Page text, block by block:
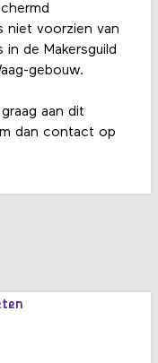
niet voorzien van
de Makersguild
gebouw.
aan dit
dan contact op